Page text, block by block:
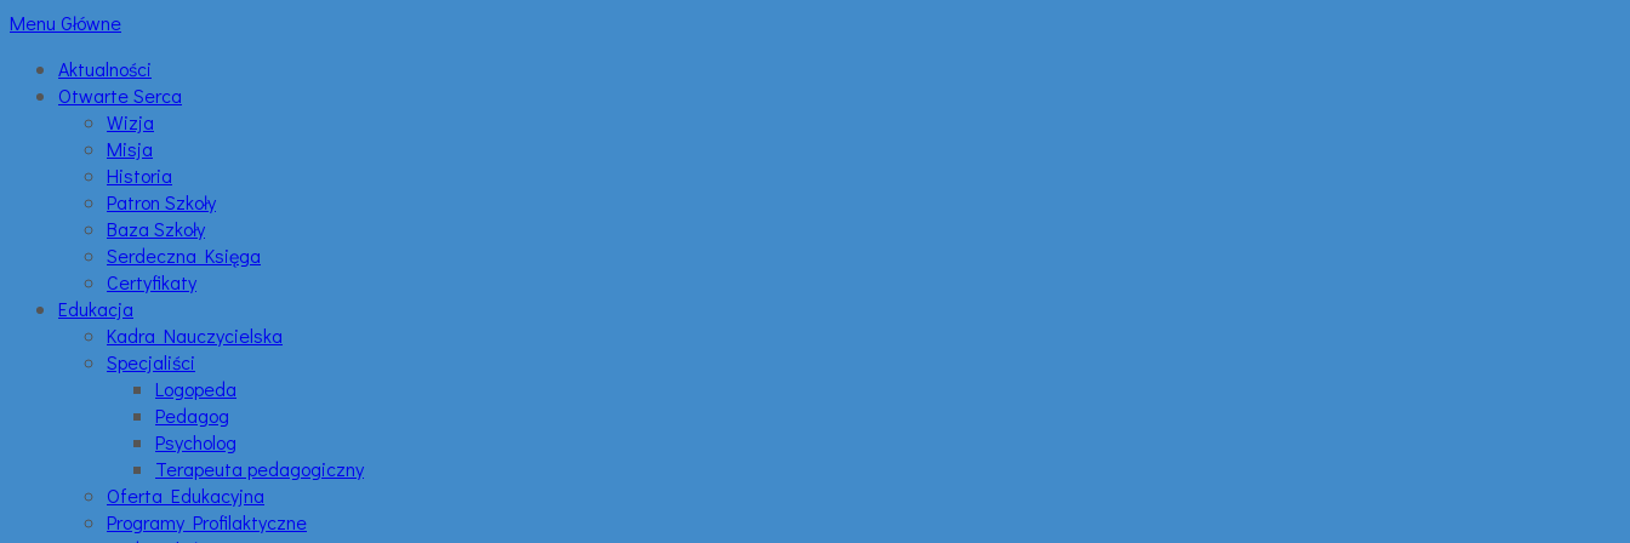
Menu Główne
Aktualności
Otwarte Serca
Wizja
Misja
Historia
Patron Szkoły
Baza Szkoły
Serdeczna Księga
Certyfikaty
Edukacja
Kadra Nauczycielska
Specjaliści
Logopeda
Pedagog
Psycholog
Terapeuta pedagogiczny
Oferta Edukacyjna
Programy Profilaktyczne